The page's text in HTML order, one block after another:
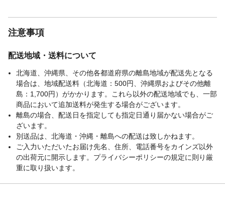
注意事項
配送地域・送料について
北海道、沖縄県、その他各都道府県の離島地域が配送先となる
場合は、地域配送料（北海道：500円、沖縄県およびその他離
島：1,700円）がかかります。これら以外の配送地域でも、一部
商品において追加送料が発生する場合がございます。
離島の場合、配送日を指定しても指定日通り届かない場合がご
ざいます。
別送品は、北海道・沖縄・離島への配送は致しかねます。
ご入力いただいたお届け先名、住所、電話番号をカインズ以外
の出荷元に開示します。プライバシーポリシーの規定に則り厳
重に取り扱います。